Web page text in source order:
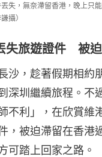
失，無奈滯留香港，晚上只
攝）
失旅遊證件 被
沙，趁著假期相約
深圳繼續旅程。不
不利」，在欣賞維
，被迫滯留在香港
可踏上回家之路。